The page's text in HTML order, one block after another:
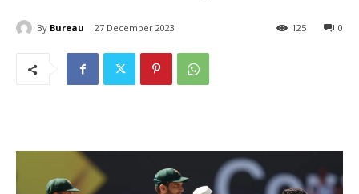
By Bureau 27 December 2023 0
125